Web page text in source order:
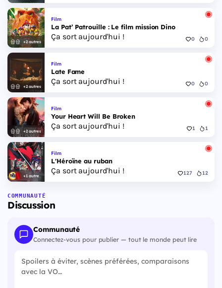
+2 autres
Film
La Pat’ Patrouille : Le film mission Dino
Ça sort aujourd'hui ! 0 0
+2 autres
Film
Late Fame
Ça sort aujourd'hui ! 0 0
+2 autres
Film
Your Heart Will Be Broken
Ça sort aujourd'hui ! 1 1
+1 autre
Film
L'Héroïne au ruban
Ça sort aujourd'hui ! 127 12
COMMUNAUTÉ
Discussion
Communauté
Connectez-vous pour publier — tout le monde peut lire